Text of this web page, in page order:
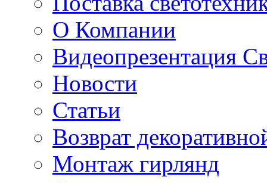
О Компании
Видеопрезентация
Новости
Статьи
Возврат
Монтаж гирлянд